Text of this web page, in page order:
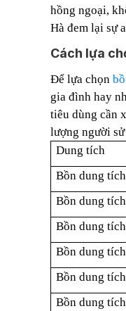
hồng ngoại,
Hà đem lại sự
Cách lựa
Để lựa chọn
gia đình hay
tiêu dùng cần
lượng người
Dung tích
Bồn dung
Bồn dung
Bồn dung
Bồn dung
Bồn dung
Bồn dung